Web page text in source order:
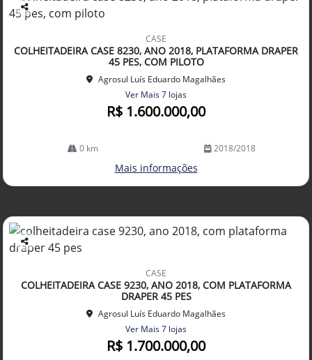
Co
arti
lhe
CASE
COLHEITADEIRA CASE 8230, ANO 2018, PLATAFORMA DRAPER
45 PES, COM PILOTO
Agrosul Luís Eduardo Magalhães
Ver Mais 7 lojas
R$ 1.600.000,00
0 km 2018/2018
Mais informações
Co
arti
lhe
CASE
COLHEITADEIRA CASE 9230, ANO 2018, COM PLATAFORMA
DRAPER 45 PES
Agrosul Luís Eduardo Magalhães
Ver Mais 7 lojas
R$ 1.700.000,00